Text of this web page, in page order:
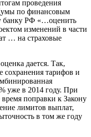
проведения
по финансовым
банку РФ «…оценить
изменений в части
… на страховые
дается. Так,
сохранения тарифов и
уже в 2014 году. При
поправки к Закону
лимитов выплат,
в том же году